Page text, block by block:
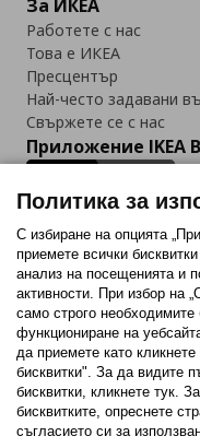
За ИКЕА
Работете с нас
Това е ИКЕА
Пресцентър
Най-често задавани
Свържете се с нас
Приложение IKEA
Последвайте ни:
FacebookTwitterYoutube
Политика за
Политика за
С избиране на опцията
приемете всички
анализ на посещенията и
активности. При избор на
само строго необходимитe
функциониране на
да приемете като
бисквитки". За да видите
бисквитки, кликнете тук.
бисквитките, опреснете
съгласието си за